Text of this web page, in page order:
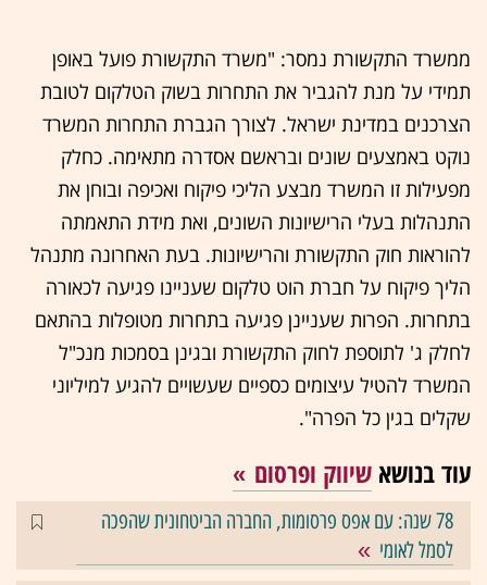
ממשרד התקשורת נמסר: "משרד התקשורת פועל באופן
תמידי על מנת להגביר את התחרות בשוק הטלקום לטובת
הצרכנים במדינת ישראל. לצורך הגברת התחרות המשרד
נוקט באמצעים שונים ובראשם אסדרה מתאימה. כחלק
מפעילות זו המשרד מבצע הליכי פיקוח ואכיפה ובוחן את
התנהלות בעלי הרישיונות השונים, ואת מידת התאמתה
להוראות חוק התקשורת והרישיונות. בעת האחרונה מתנהל
הליך פיקוח על חברת הוט טלקום שעניינו פגיעה לכאורה
בתחרות. הפרות שעניינן פגיעה בתחרות מטופלות בהתאם
לחלק ג' לתוספת לחוק התקשורת ובגינן בסמכות מנכ"ל
המשרד להטיל עיצומים כספיים שעשויים להגיע למיליוני
שקלים בגין כל הפרה".
עוד בנושא שיווק ופרסום
78 שנה: עם אפס פרסומות, החברה הביטחונית שהפכה
לסמל לאומי